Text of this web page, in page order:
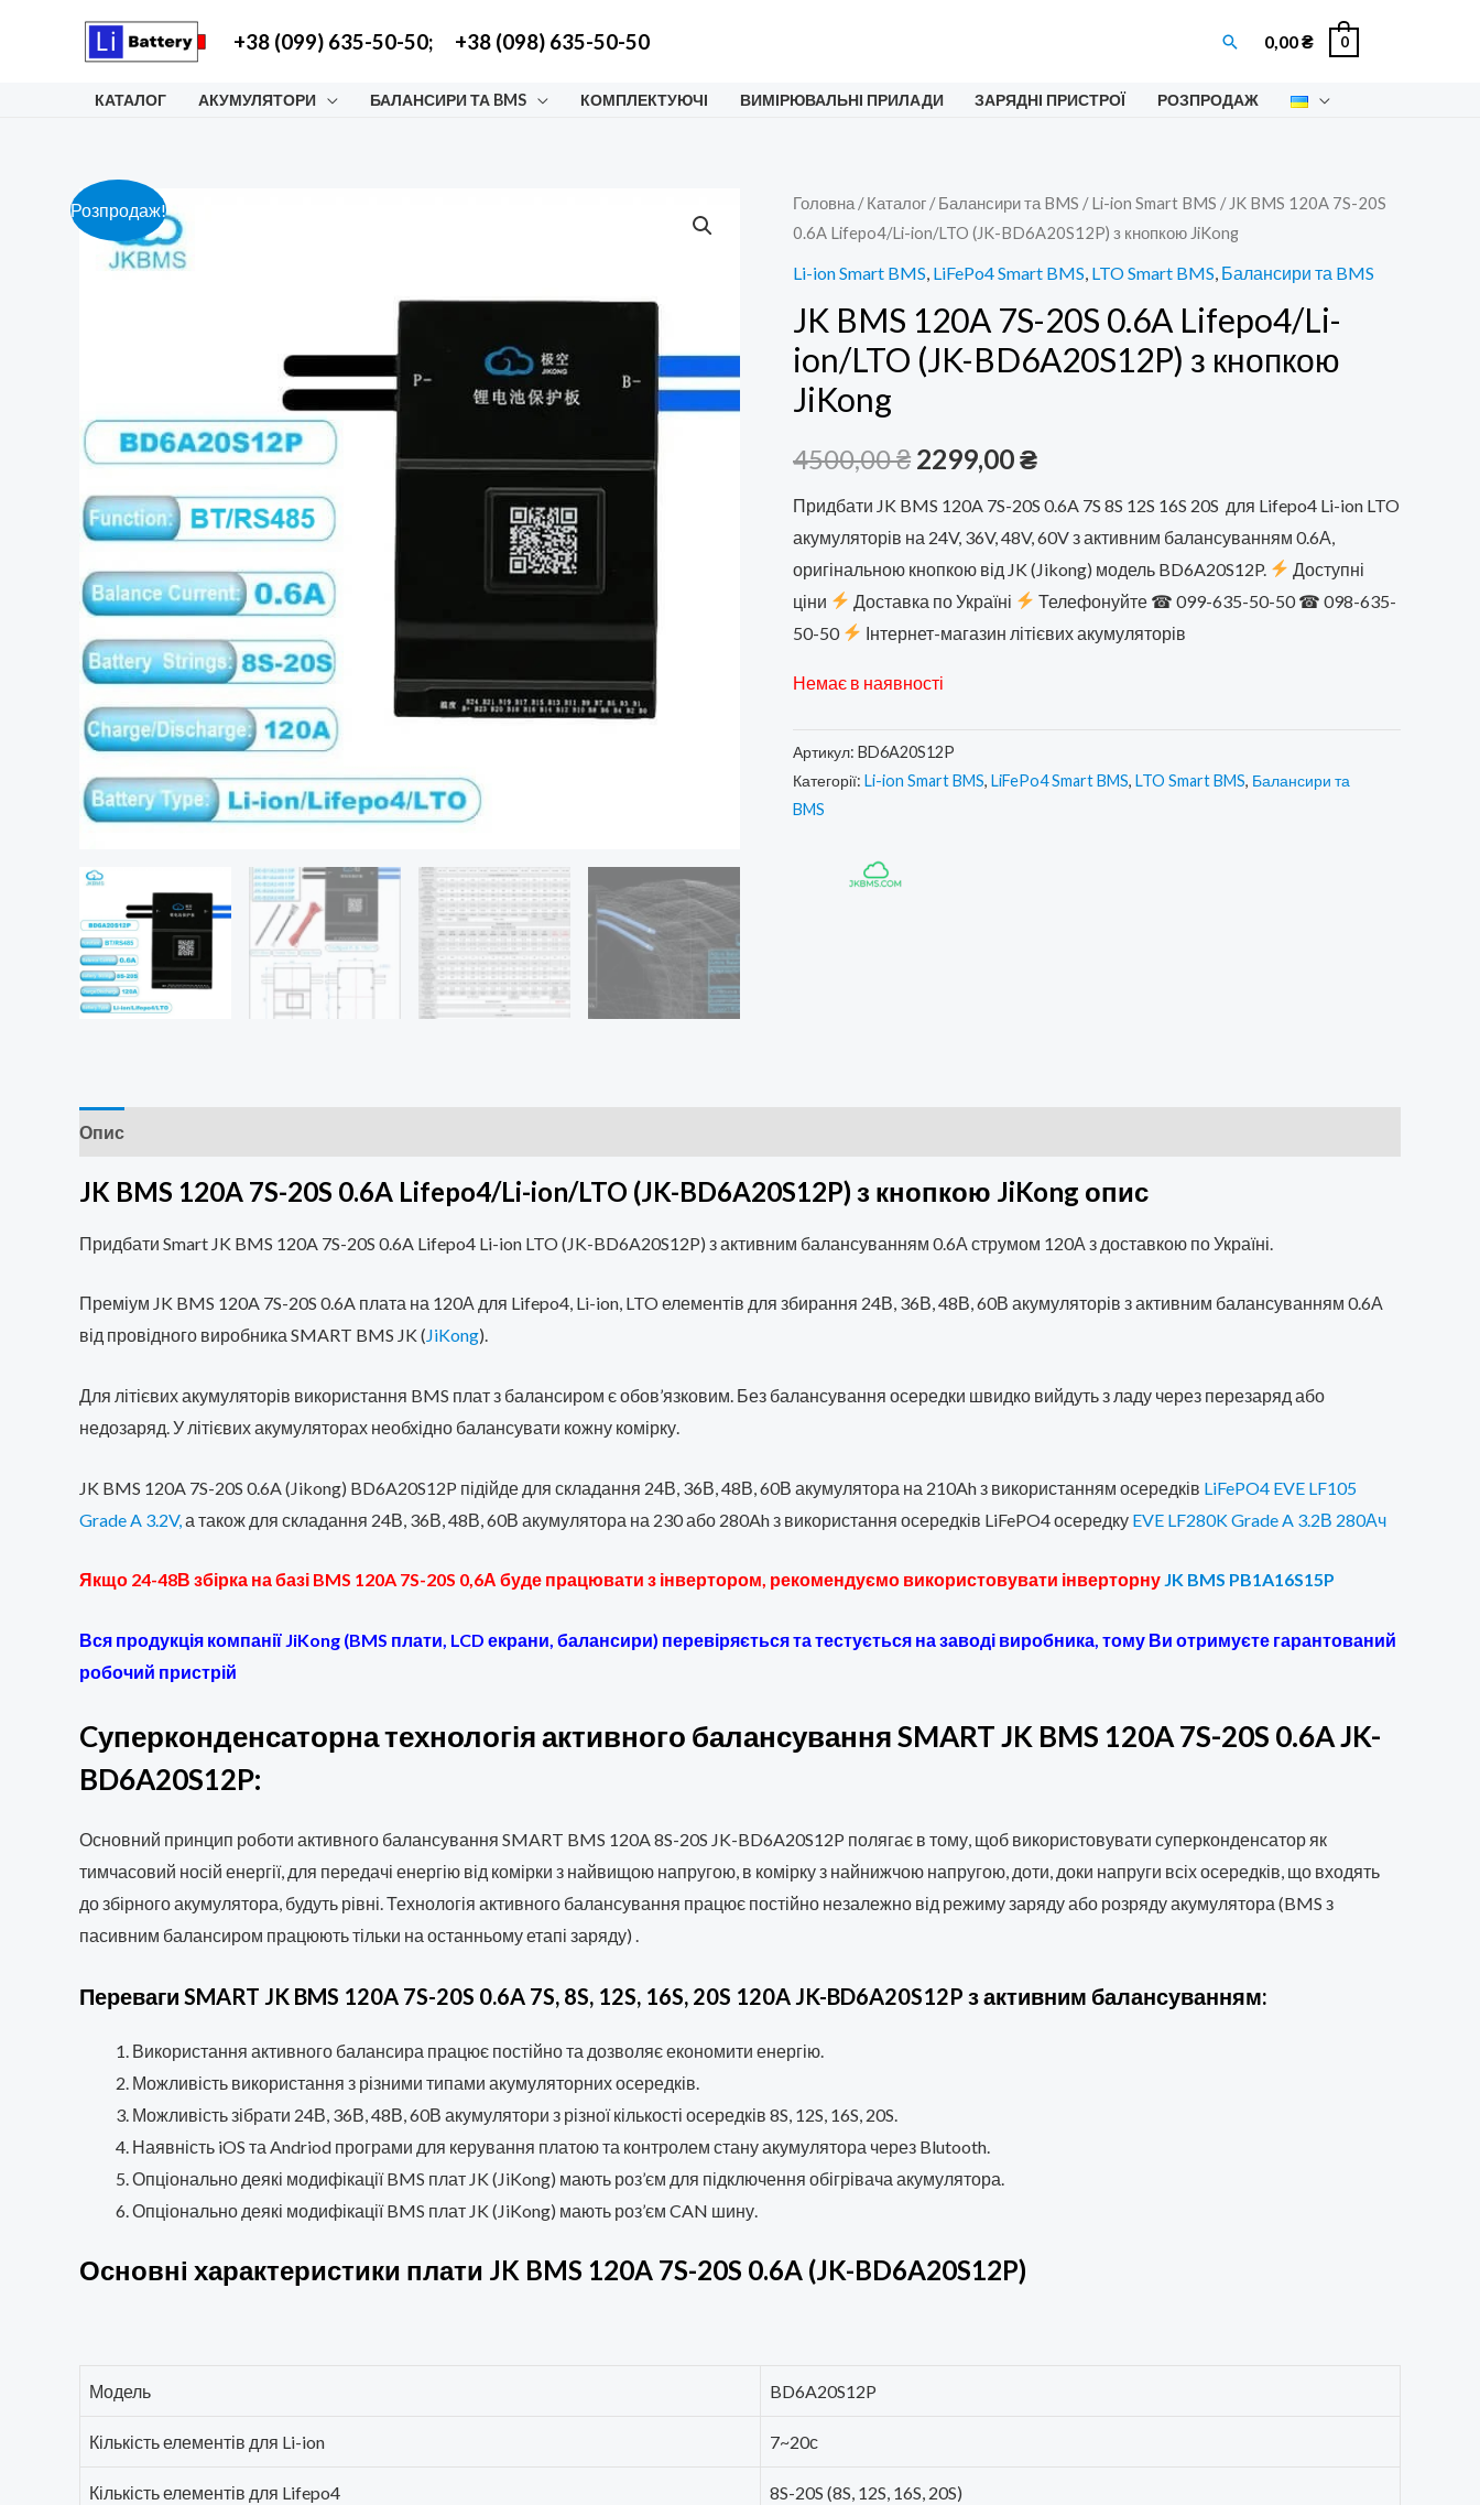
+38 (099) 635-50-50; +38 (098) 635-50-50 Пошук0,00₴ 0
КАТАЛОГ АКУМУЛЯТОРИ БАЛАНСИРИ ТА BMS КОМПЛЕКТУЮЧІ ВИМІРЮВАЛЬНІ ПРИЛАДИ ЗАРЯДНІ ПРИСТРОЇ РОЗПРОДАЖ
Розпродаж! Головна /Каталог /Балансири та BMS /Li-ion Smart BMS / JK BMS 120A 7S-20S
0.6A Lifepo4/Li-ion/LTO (JK-BD6A20S12P) з кнопкою JiKong
Li-ion Smart BMS LiFePo4 Smart BMS LTO Smart BMS Балансири та BMS
JK BMS 120A 7S-20S 0.6A Lifepo4/Li-
ion/LTO (JK-BD6A20S12P) з кнопкою
JiKong
4500,00₴ Оригінальна
ціна:
4500,00 ₴.
2299,00₴Поточна
ціна:
2299,00 ₴.
Придбати JK BMS 120A 7S-20S 0.6A 7S 8S 12S 16S 20S для Lifepo4 Li-ion LTO
акумуляторів на 24V, 36V, 48V, 60V з активним балансуванням 0.6А,
оригінальною кнопкою від JK (Jikong) модель BD6A20S12P.
Доступні
ціни
Доставка по Україні
Телефонуйте ☎ 099-635-50-50 ☎ 098-635-
50-50
Інтернет-магазин літієвих акумуляторів
Немає в наявності
Артикул: BD6A20S12P
Категорії: Li-ion Smart BMS, LiFePo4 Smart BMS, LTO Smart BMS, Балансири та
BMS
Опис
JK BMS 120A 7S-20S 0.6A Lifepo4/Li-ion/LTO (JK-BD6A20S12P) з кнопкою JiKong опис
Придбати Smart JK BMS 120A 7S-20S 0.6A Lifepo4 Li-ion LTO (JK-BD6A20S12P) з активним балансуванням 0.6А струмом 120А з доставкою по Україні.
Преміум JK BMS 120A 7S-20S 0.6A плата на 120А для Lifepo4, Li-ion, LTO елементів для збирання 24В, 36В, 48В, 60В акумуляторів з активним балансуванням 0.6А
від провідного виробника SMART BMS JK (JiKong).
Для літієвих акумуляторів використання BMS плат з балансиром є обов’язковим. Без балансування осередки швидко вийдуть з ладу через перезаряд або
недозаряд. У літієвих акумуляторах необхідно балансувати кожну комірку.
JK BMS 120A 7S-20S 0.6A (Jikong) BD6A20S12P підійде для складання 24В, 36В, 48В, 60В акумулятора на 210Ahз використанням осередків LiFePO4 EVE LF105
Grade A 3.2V, а також для складання 24В, 36В, 48В, 60В акумулятора на 230 або 280Ah з використання осередків LiFePO4 осередку EVE LF280K Grade A 3.2В 280Ач
Якщо 24-48В збірка на базі BMS 120A 7S-20S 0,6А буде працювати з інвертором, рекомендуємо використовувати інверторну JK BMS PB1A16S15P
Вся продукція компанії JiKong (BMS плати, LCD екрани, балансири) перевіряється та тестується на заводі виробника, тому Ви отримуєте гарантований
робочий пристрій
Cуперконденсаторна технологія активного балансування SMART JK BMS 120A 7S-20S 0.6A JK-
BD6A20S12P:
Основний принцип роботи активного балансування SMART BMS 120A 8S-20S JK-BD6A20S12P полягає в тому, щоб використовувати суперконденсатор як
тимчасовий носій енергії, для передачі енергію від комірки з найвищою напругою, в комірку з найнижчою напругою, доти, доки напруги всіх осередків, що входять
до збірного акумулятора, будуть рівні. Технологія активного балансування працює постійно незалежно від режиму заряду або розряду акумулятора (BMS з
пасивним балансиром працюють тільки на останньому етапі заряду) .
Переваги SMART JK BMS 120A 7S-20S 0.6A 7S, 8S, 12S, 16S, 20S 120A JK-BD6A20S12P з активним балансуванням:
Використання активного балансира працює постійно та дозволяє економити енергію.
Можливість використання з різними типами акумуляторних осередків.
Можливість зібрати 24В, 36В, 48В, 60В акумулятори з різної кількості осередків 8S, 12S, 16S, 20S.
Наявність iOS та Andriod програми для керування платою та контролем стану акумулятора через Blutooth.
Опціонально деякі модифікації BMS плат JK (JiKong) мають роз’єм для підключення обігрівача акумулятора.
Опціонально деякі модифікації BMS плат JK (JiKong) мають роз’єм CAN шину.
Основні характеристики плати JK BMS 120A 7S-20S 0.6A (JK-BD6A20S12P)
Модель BD6A20S12P
Кількість елементів для Li-ion 7~20с
Кількість елементів для Lifepo4 8S-20S (8S, 12S, 16S, 20S)